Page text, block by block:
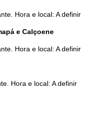
Hora e local: A definir
e Calçoene
Hora e local: A definir
Hora e local: A definir